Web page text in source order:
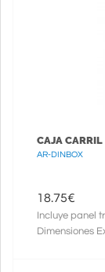
CAJA
AR-DINBOX
18.75€
Incluye panel
Dimensiones